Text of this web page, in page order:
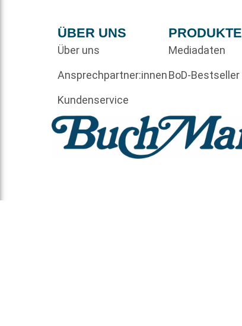
ÜBER UNS
Über uns
Ansprechpartner:innen
Kundenservice
PRODUKTE
Mediadaten
BoD-Bestseller